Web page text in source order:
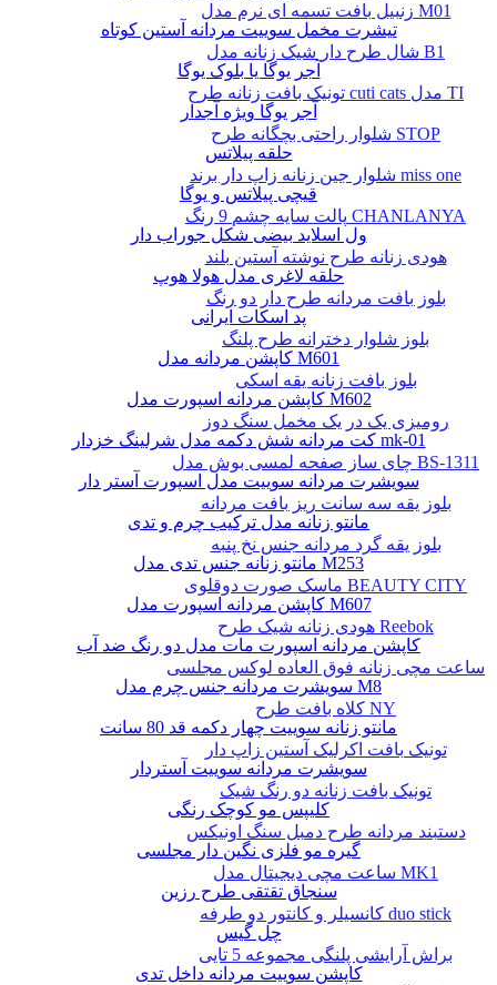
زنبیل بافت تسمه ای نرم مدل M01
شال طرح دار شیک زنانه مدل B1
تونیک بافت زنانه طرح cuti cats مدل TI
شلوار راحتی بچگانه طرح STOP
شلوار جین زنانه زاپ دار برند miss one
پالت سایه چشم 9 رنگ CHANLANYA
هودی زنانه طرح نوشته آستین بلند
بلوز بافت مردانه طرح دار دو رنگ
بلوز شلوار دخترانه طرح پلنگ
بلوز بافت زنانه یقه اسکی
رومیزی یک در یک مخمل سنگ دوز
چای ساز صفحه لمسی بوش مدل BS-1311
بلوز یقه سه سانت ریز بافت مردانه
بلوز یقه گرد مردانه جنس نخ پنبه
ماسک صورت دوقلوی BEAUTY CITY
هودی زنانه شیک طرح Reebok
ساعت مچی زنانه فوق العاده لوکس مجلسی
کلاه بافت طرح NY
تونیک بافت اکرلیک آستین زاپ دار
تونیک بافت زنانه دو رنگ شیک
دستبند مردانه طرح دمبل سنگ اونیکس
ساعت مچی دیجیتال مدل MK1
کانسیلر و کانتور دو طرفه duo stick
براش آرایشی پلنگی مجموعه 5 تایی
تیشرت مخمل سوییت مردانه آستین کوتاه
آجر یوگا یا بلوک یوگا
آجر یوگا ویژه آجدار
حلقه پیلاتس
قیچی پیلاتس و یوگا
ول اسلاید بیضی شکل جوراب دار
حلقه لاغری مدل هولا هوپ
پد اسکات ایرانی
کاپشن مردانه مدل M601
کاپشن مردانه اسپورت مدل M602
کت مردانه شش دکمه مدل شرلینگ خزدار mk-01
سویشرت مردانه سوییت مدل اسپورت آستر دار
مانتو زنانه مدل ترکیب چرم و تدی
مانتو زنانه جنس تدی مدل M253
کاپشن مردانه اسپورت مدل M607
کاپشن مردانه اسپورت مات مدل دو رنگ ضد آب
سویشرت مردانه جنس چرم مدل M8
مانتو زنانه سوییت چهار دکمه قد 80 سانت
سویشرت مردانه سوییت آستردار
کلیپس مو کوچک رنگی
گیره مو فلزی نگین دار مجلسی
سنجاق تقتقی طرح رزین
چل گیس
کاپشن سوییت مردانه داخل تدی